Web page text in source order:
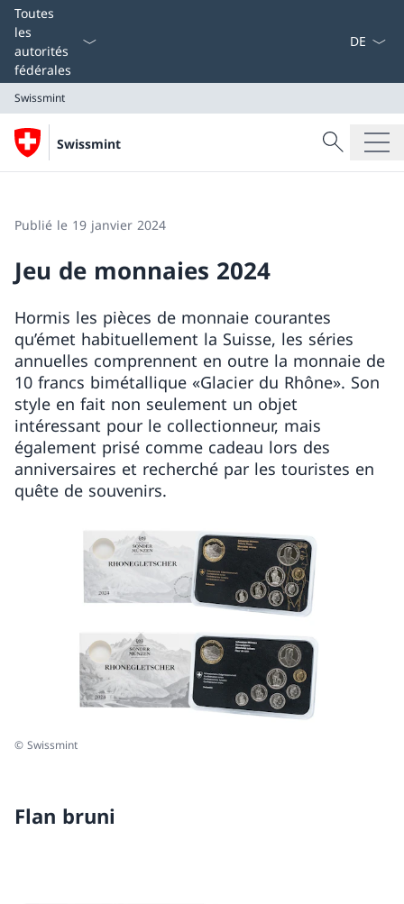
Toutes
les
autorités
fédérales
Swissmint
Swissmint
Recherche
Recherche
Publié le 19 janvier 2024
Jeu de monnaies 2024
Hormis les pièces de monnaie courantes
qu’émet habituellement la Suisse, les séries
annuelles comprennent en outre la monnaie de
10 francs bimétallique «Glacier du Rhône». Son
style en fait non seulement un objet
intéressant pour le collectionneur, mais
également prisé comme cadeau lors des
anniversaires et recherché par les touristes en
quête de souvenirs.
© Swissmint
Flan bruni